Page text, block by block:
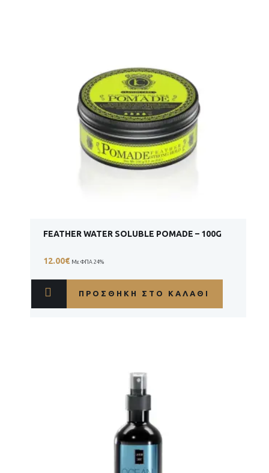
FEATHER WATER SOLUBLE POMADE – 100G
12.00€ Με ΦΠΑ 24%
ΠΡΟΣΘΉΚΗ ΣΤΟ ΚΑΛΆΘΙ